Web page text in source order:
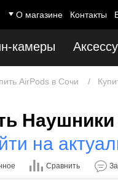
О магазине Контакты
камеры
AirPods в Сочи
на
Сравнить